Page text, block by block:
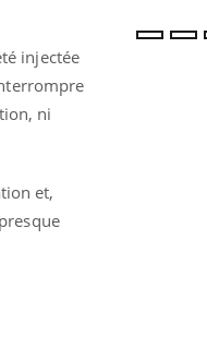
injectée
ni
et,